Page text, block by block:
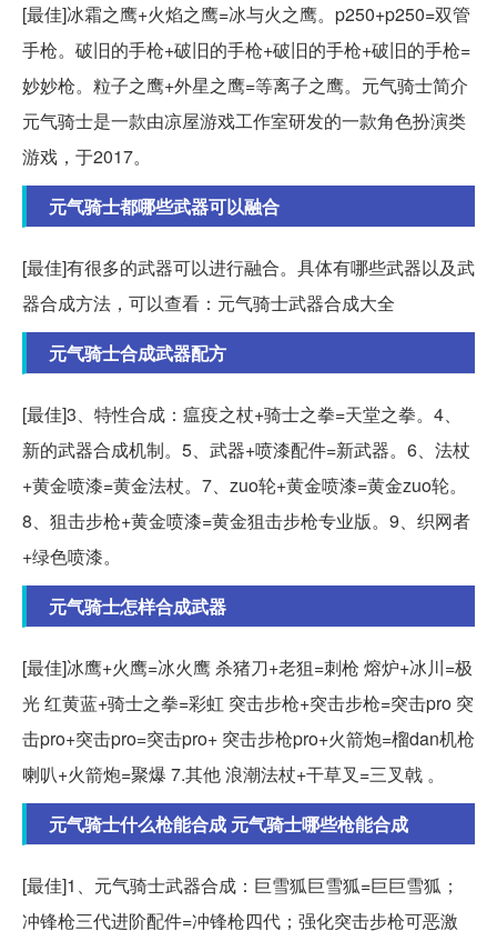
[最佳]冰霜之鹰+火焰之鹰=冰与火之鹰。p250+p250=双管
手枪。破旧的手枪+破旧的手枪+破旧的手枪+破旧的手枪=
妙妙枪。粒子之鹰+外星之鹰=等离子之鹰。元气骑士简介
元气骑士是一款由凉屋游戏工作室研发的一款角色扮演类
游戏，于2017。
元气骑士都哪些武器可以融合
[最佳]有很多的武器可以进行融合。具体有哪些武器以及武
器合成方法，可以查看：元气骑士武器合成大全
元气骑士合成武器配方
[最佳]3、特性合成：瘟疫之杖+骑士之拳=天堂之拳。4、
新的武器合成机制。5、武器+喷漆配件=新武器。6、法杖
+黄金喷漆=黄金法杖。7、zuo轮+黄金喷漆=黄金zuo轮。
8、狙击步枪+黄金喷漆=黄金狙击步枪专业版。9、织网者
+绿色喷漆。
元气骑士怎样合成武器
[最佳]冰鹰+火鹰=冰火鹰 杀猪刀+老狙=刺枪 熔炉+冰川=极
光 红黄蓝+骑士之拳=彩虹 突击步枪+突击步枪=突击pro 突
击pro+突击pro=突击pro+ 突击步枪pro+火箭炮=榴dan机枪
喇叭+火箭炮=聚爆 7.其他 浪潮法杖+干草叉=三叉戟 。
元气骑士什么枪能合成 元气骑士哪些枪能合成
[最佳]1、元气骑士武器合成：巨雪狐巨雪狐=巨巨雪狐；
冲锋枪三代进阶配件=冲锋枪四代；强化突击步枪可恶激